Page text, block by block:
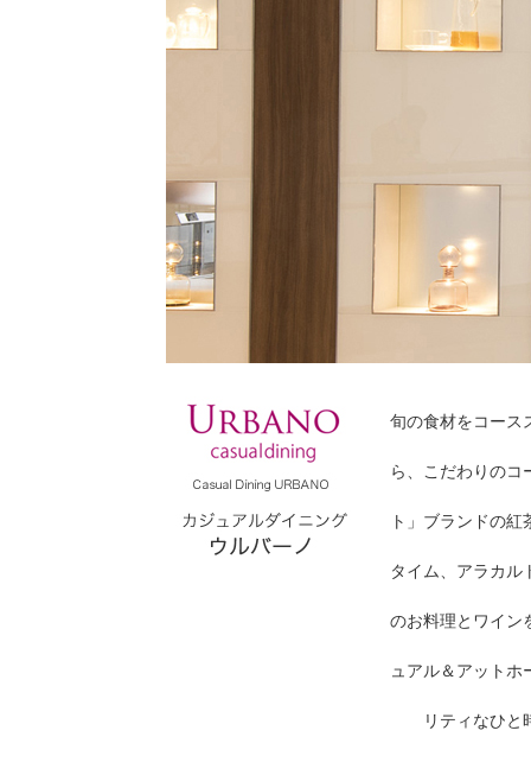
旬の食材をコース
ら、こだわりのコ
ト」ブランドの
タイム、アラカル
のお料理とワイン
ュアル＆アットホ
リティなひと